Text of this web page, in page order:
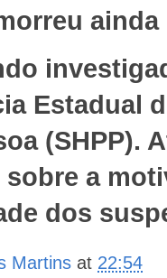
Estadual
(SHPP).
a
dos
Martins at 22:54